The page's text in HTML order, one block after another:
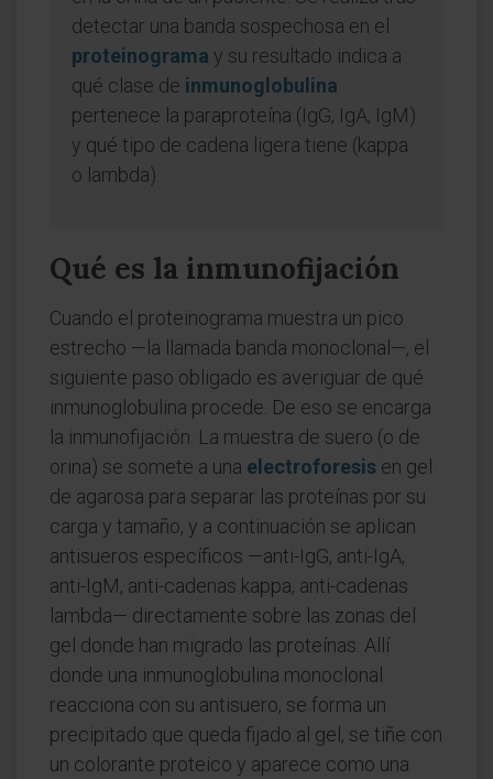
detectar una banda sospechosa en el
proteinograma y su resultado indica a
qué clase de inmunoglobulina
pertenece la paraproteína (IgG, IgA, IgM)
y qué tipo de cadena ligera tiene (kappa
o lambda).
Qué es la inmunofijación
Cuando el proteinograma muestra un pico
estrecho —la llamada banda monoclonal—, el
siguiente paso obligado es averiguar de qué
inmunoglobulina procede. De eso se encarga
la inmunofijación. La muestra de suero (o de
orina) se somete a una electroforesis en gel
de agarosa para separar las proteínas por su
carga y tamaño, y a continuación se aplican
antisueros específicos —anti-IgG, anti-IgA,
anti-IgM, anti-cadenas kappa, anti-cadenas
lambda— directamente sobre las zonas del
gel donde han migrado las proteínas. Allí
donde una inmunoglobulina monoclonal
reacciona con su antisuero, se forma un
precipitado que queda fijado al gel, se tiñe con
un colorante proteico y aparece como una